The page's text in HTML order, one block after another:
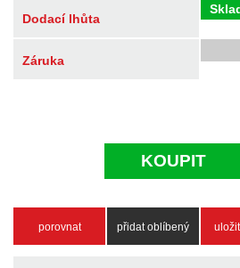
Dodací lhůta
Záruka
KOUPIT
porovnat přidat oblíbený